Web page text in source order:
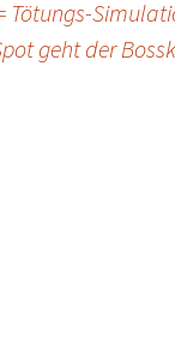
Tötungs-
geht der